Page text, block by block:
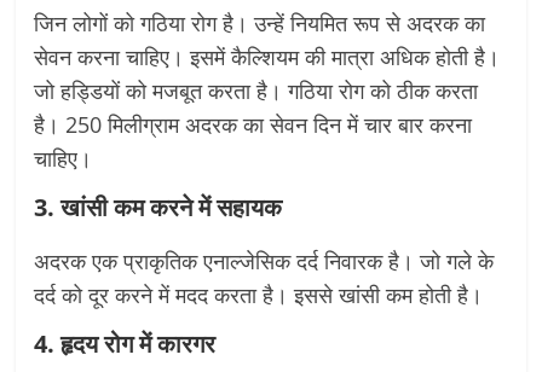
जिन लोगों को गठिया रोग है। उन्हें नियमित रूप से अदरक का
सेवन करना चाहिए। इसमें कैल्शियम की मात्रा अधिक होती है।
जो हड्डियों को मजबूत करता है। गठिया रोग को ठीक करता
है। 250 मिलीग्राम अदरक का सेवन दिन में चार बार करना
चाहिए।
3. खांसी कम करने में सहायक
अदरक एक प्राकृतिक एनाल्जेसिक दर्द निवारक है। जो गले के
दर्द को दूर करने में मदद करता है। इससे खांसी कम होती है।
4. हृदय रोग में कारगर